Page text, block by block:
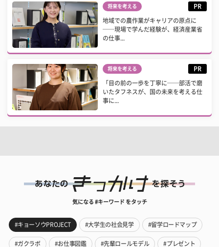
将来を考える PR
地域での農作業がキャリアの原点に
──現場で学んだ経験が、経済産業省
の仕事...
将来を考える PR
「目の前の一歩を丁寧に──部活で磨
いたタフネスが、国の未来を考える仕
事に...
気になる #キーワード をタッチ
#キョーソウPROJECT #大学生の社会見学 #留学ロードマップ
#ガクラボ #お仕事図鑑 #先輩ロールモデル #プレゼント